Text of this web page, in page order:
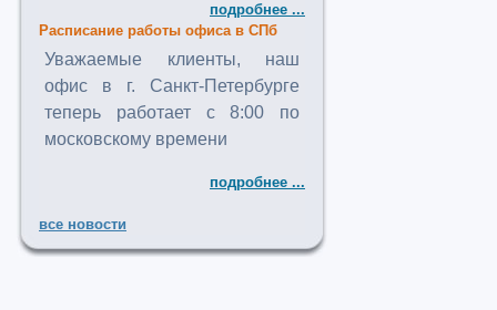
подробнее ...
Расписание работы офиса в СПб
Уважаемые клиенты, наш
офис в г. Санкт-Петербурге
теперь работает с 8:00 по
московскому времени
подробнее ...
все новости